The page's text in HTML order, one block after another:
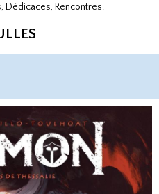
Dédicaces, Rencontres.